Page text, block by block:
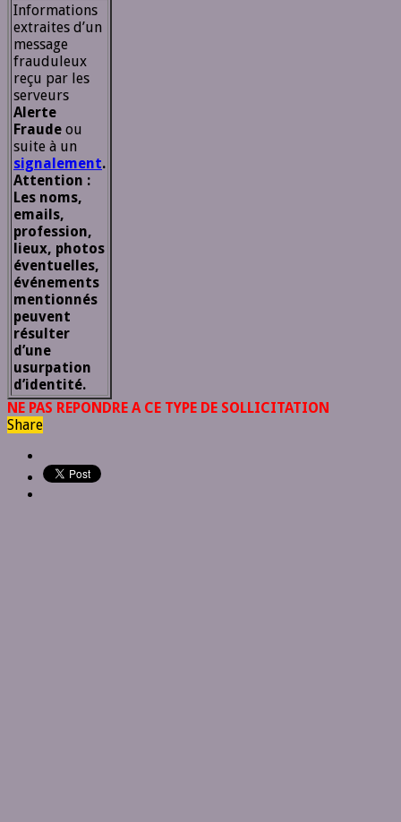
Informations
extraites d’un
message
frauduleux
reçu par les
serveurs
Alerte
Fraude ou
suite à un
signalement.
Attention :
Les noms,
emails,
profession,
lieux, photos
éventuelles,
événements
mentionnés
peuvent
résulter
d’une
usurpation
d’identité.
NE PAS REPONDRE A CE TYPE DE SOLLICITATION
Share